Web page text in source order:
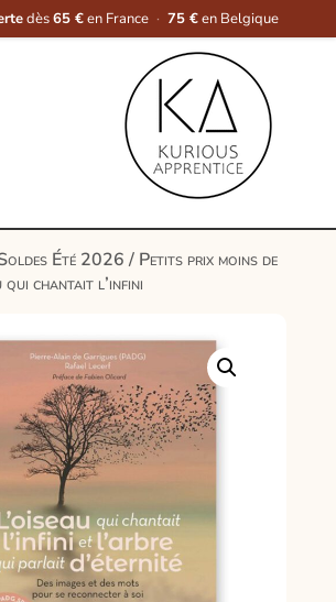
dès65 €en France · 75 €en Belgique
Été 2026/ Petits prix moins de
qui chantait l’infini